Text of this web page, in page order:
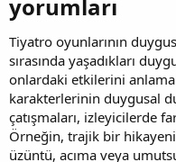
yorumları​
Tiyatro oyunlarının
sırasında yaşadıkları
onlardaki etkilerini
karakterlerinin duygusal
çatışmaları, izleyicilerde
Örneğin, trajik bir
üzüntü, acıma veya